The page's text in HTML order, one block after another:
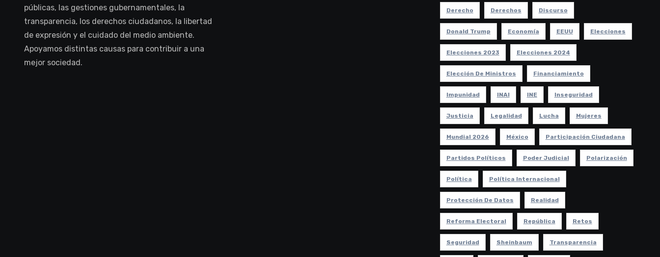
públicas, las gestiones gubernamentales, la
transparencia, los derechos ciudadanos, la libertad
de expresión y el cuidado del medio ambiente.
Apoyamos distintas causas para contribuir a una
mejor sociedad.
Derecho Derechos Discurso
Donald Trump Economía EEUU Elecciones
Elecciones 2023 Elecciones 2024
Elección De Ministros Financiamiento
Impunidad INAI INE Inseguridad
Justicia Legalidad Lucha Mujeres
Mundial 2026 México Participación Ciudadana
Partidos Políticos Poder Judicial Polarización
Política Política Internacional
Protección De Datos Realidad
Reforma Electoral República Retos
Seguridad Sheinbaum Transparencia